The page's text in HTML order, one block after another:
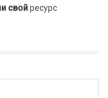
свойресурс